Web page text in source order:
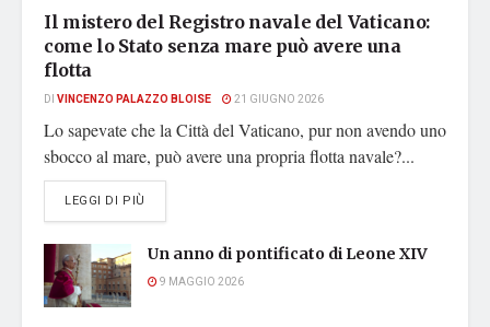
Il mistero del Registro navale del Vaticano:
come lo Stato senza mare può avere una
flotta
DI VINCENZO PALAZZO BLOISE 21 GIUGNO 2026
Lo sapevate che la Città del Vaticano, pur non avendo uno
sbocco al mare, può avere una propria flotta navale?...
LEGGI DI PIÙ
Un anno di pontificato di Leone XIV
9 MAGGIO 2026